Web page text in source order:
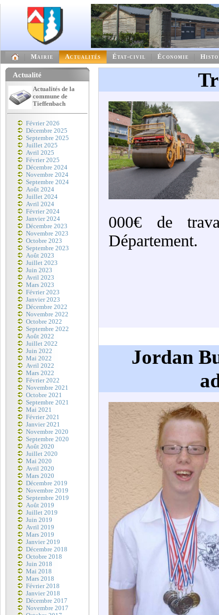
Mairie Actualités État-civil Économie
Actualité
Actualités de la
commune de
Tieffenbach
Février 2026
Décembre 2025
Septembre 2025
Juillet 2025
Avril 2025
Février 2025
Décembre 2024
Novembre 2024
Septembre 2024
Août 2024
Juillet 2024
Avril 2024
Février 2024
Janvier 2024
Décembre 2023
Novembre 2023
Octobre 2023
Septembre 2023
Août 2023
Juillet 2023
Juin 2023
Avril 2023
Mars 2023
Février 2023
Janvier 2023
Décembre 2022
Novembre 2022
Octobre 2022
Septembre 2022
Août 2022
Juillet 2022
Juin 2022
Mai 2022
Avril 2022
Mars 2022
Février 2022
Novembre 2021
Octobre 2021
Septembre 2021
Mai 2021
Février 2021
Janvier 2021
Novembre 2020
Septembre 2020
Août 2020
Juillet 2020
Mai 2020
Avril 2020
Mars 2020
Décembre 2019
Novembre 2019
Septembre 2019
Août 2019
Juillet 2019
Juin 2019
Avril 2019
Mars 2019
Janvier 2019
Décembre 2018
Octobre 2018
Juin 2018
Mai 2018
Mars 2018
Février 2018
Janvier 2018
Décembre 2017
Novembre 2017
000€ de
Département.
Jordan